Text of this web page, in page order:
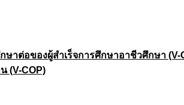
าต่อของผู้สำเร็จการศึกษาอาชีวศึกษา (V-
(V-COP)